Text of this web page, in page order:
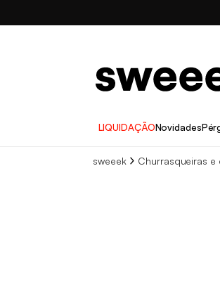
LIQUIDAÇÃONovidades
sweeek Churrasqueiras e